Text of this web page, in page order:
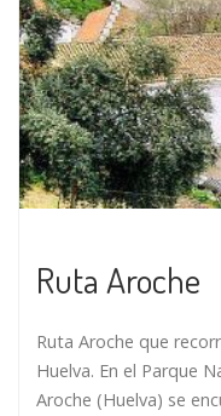
Ruta Aroche
Ruta Aroche que
Huelva. En el Parque
Aroche (Huelva) se